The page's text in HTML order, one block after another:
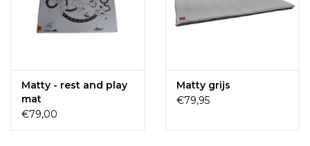
Matty - rest and play
mat
€79,00
Matty grijs
€79,95